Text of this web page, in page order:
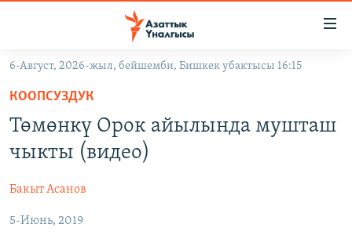
Навигацияга
өтүңүз
Издөөгө
салыңызКЫРГЫЗСТАН
ЭКОНОМИКА
МАДАНИЯТ
БОРБОР АЗИЯ
АТАЙЫН ИЛИКТӨӨ
ТВ ПРОГРАММАЛАР
6-Август, 2026-жыл, бейшемби, Бишкек убактысы 16:15
КООПСУЗДУК
Төмөнкү Орок айылында мушташ
чыкты (видео)
Бакыт Асанов
5-Июнь, 2019